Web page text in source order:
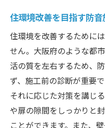
住環境改善を目指す防
住環境を改善するために
せん。大阪府のような都
活の質を左右するため、
ず、施工前の診断が重要
それに応じた対策を講じ
や扉の隙間をしっかりと
ことができます。また、